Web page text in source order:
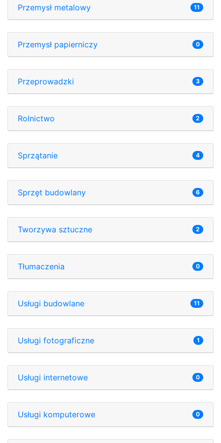
Przemysł metalowy 11
Przemysł papierniczy 0
Przeprowadzki 3
Rolnictwo 2
Sprzątanie 4
Sprzęt budowlany 6
Tworzywa sztuczne 2
Tłumaczenia 0
Usługi budowlane 11
Usługi fotograficzne 1
Usługi internetowe 0
Usługi komputerowe 0